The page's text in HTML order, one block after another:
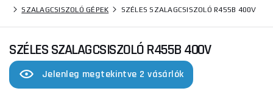
SZALAGCSISZOLÓ GÉPEK
SZÉLES SZALAGCSISZOLÓ R455B 400V
SZÉLES SZALAGCSISZOLÓ R455B 400V
Jelenleg megtekintve 2 vásárlók